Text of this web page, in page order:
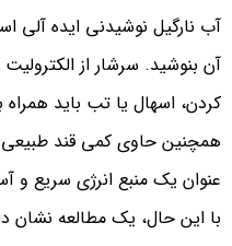
آب نارگیل نوشیدنی ایده آلی
آن بنوشید. سرشار از
کردن، اسهال یا تب باید همراه
همچنین حاوی کمی قند طبیعی
عنوان یک منبع انرژی سریع و
با این حال، یک مطالعه نشان